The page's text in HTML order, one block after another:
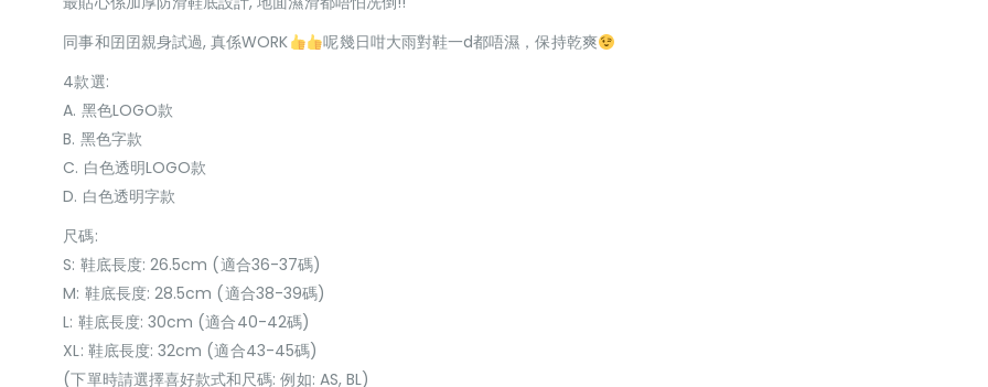
同事和囝囝親身試過, 真係WORK
呢幾日咁大雨對鞋一d都唔濕，保持乾爽
4款選:
A. 黑色LOGO款
B. 黑色字款
C. 白色透明LOGO款
D. 白色透明字款
尺碼:
S: 鞋底長度: 26.5cm (適合36-37碼)
M: 鞋底長度: 28.5cm (適合38-39碼)
L: 鞋底長度: 30cm (適合40-42碼)
XL: 鞋底長度: 32cm (適合43-45碼)
(下單時請選擇喜好款式和尺碼: 例如: AS, BL)